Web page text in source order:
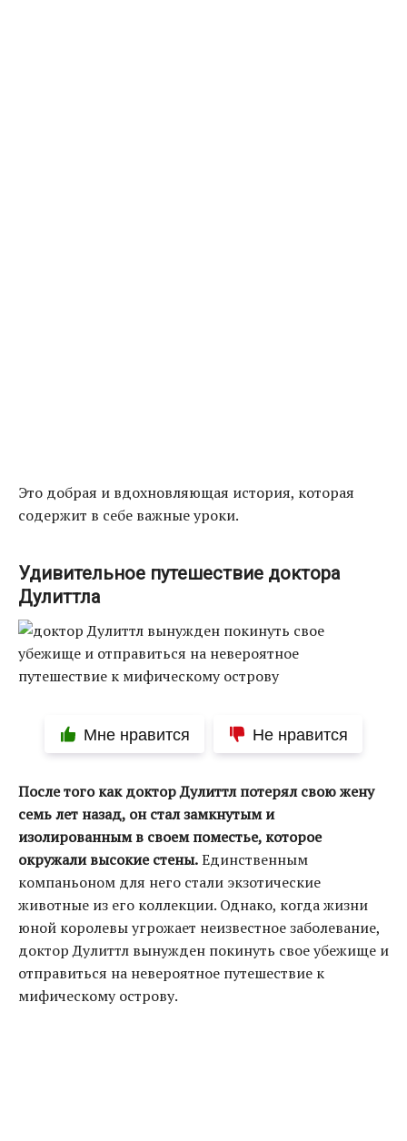
Это добрая и вдохновляющая история, которая
содержит в себе важные уроки.
Удивительное путешествие доктора
Дулиттла
Мне нравится Не нравится
После того как доктор Дулиттл потерял свою жену
семь лет назад, он стал замкнутым и
изолированным в своем поместье, которое
окружали высокие стены.Единственным
компаньоном для него стали экзотические
животные из его коллекции. Однако, когда жизни
юной королевы угрожает неизвестное заболевание,
доктор Дулиттл вынужден покинуть свое убежище и
отправиться на невероятное путешествие к
мифическому острову.